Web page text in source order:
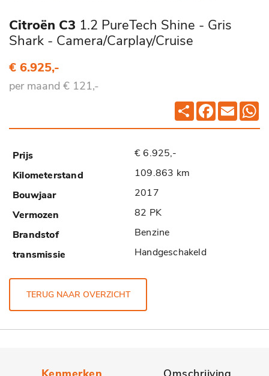
Citroën C3 1.2 PureTech Shine - Gris
Shark - Camera/Carplay/Cruise
€ 6.925,-
per maand € 121,-
Deel Facebook
Email
€ 6.925,-
109.863 km
2017
82 PK
Benzine
Handgeschakeld
TERUG NAAR OVERZICHT